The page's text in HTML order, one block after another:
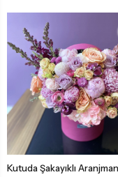
Sepete Ekle
Kutuda Şakayıklı Aranjman